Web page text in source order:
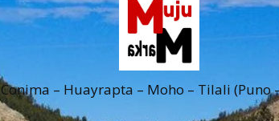
Conima – Huayrapta – Moho – Tilali (Puno